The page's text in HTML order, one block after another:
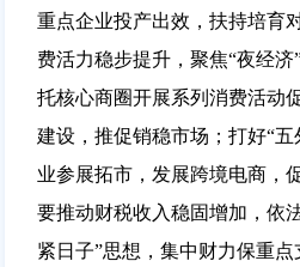
重点企业投产出效，扶持培育
费活力稳步提升，聚焦“夜经济
托核心商圈开展系列消费活动
建设，推促销稳市场；打好“
业参展拓市，发展跨境电商，
要推动财税收入稳固增加，依
紧日子”思想，集中财力保重